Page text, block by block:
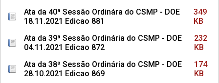
Ata da 40ª Sessão Ordinára do CSMP - DOE
18.11.2021 Edicao 881
349
KB
Ata da 39ª Sessão Ordinária do CSMP - DOE
04.11.2021 Edicao 872
232
KB
Ata da 38ª Sessão Ordinária do CSMP - DOE
28.10.2021 Edicao 869
174
KB